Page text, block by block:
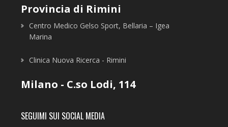
Provincia di Rimini
Centro Medico Gelso Sport, Bellaria – Igea
Marina
Clinica Nuova Ricerca - Rimini
Milano - C.so Lodi, 114
SEGUIMI SUI SOCIAL MEDIA